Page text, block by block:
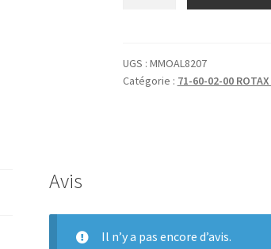
CORNIERE
ARRET
UGS : MMOAL8207
Catégorie : 71-60-02-00
Avis
Il n’y a pas encore d’avis.